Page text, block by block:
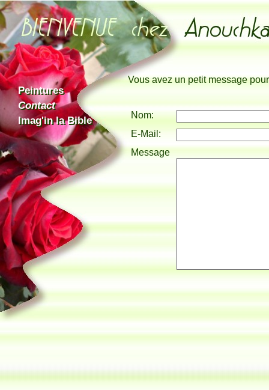
Peintures
Peintures
Contact
Contact
Imag'in la Bible
Imag'in la Bible
Vous avez un petit message
Nom:
E-Mail:
Message